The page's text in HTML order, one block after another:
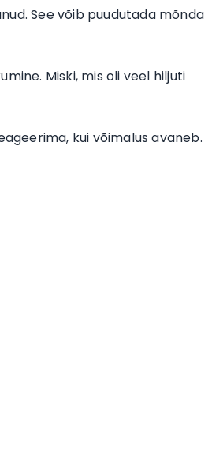
See võib puudutada mõnda
Miski, mis oli veel hiljuti
kui võimalus avaneb.